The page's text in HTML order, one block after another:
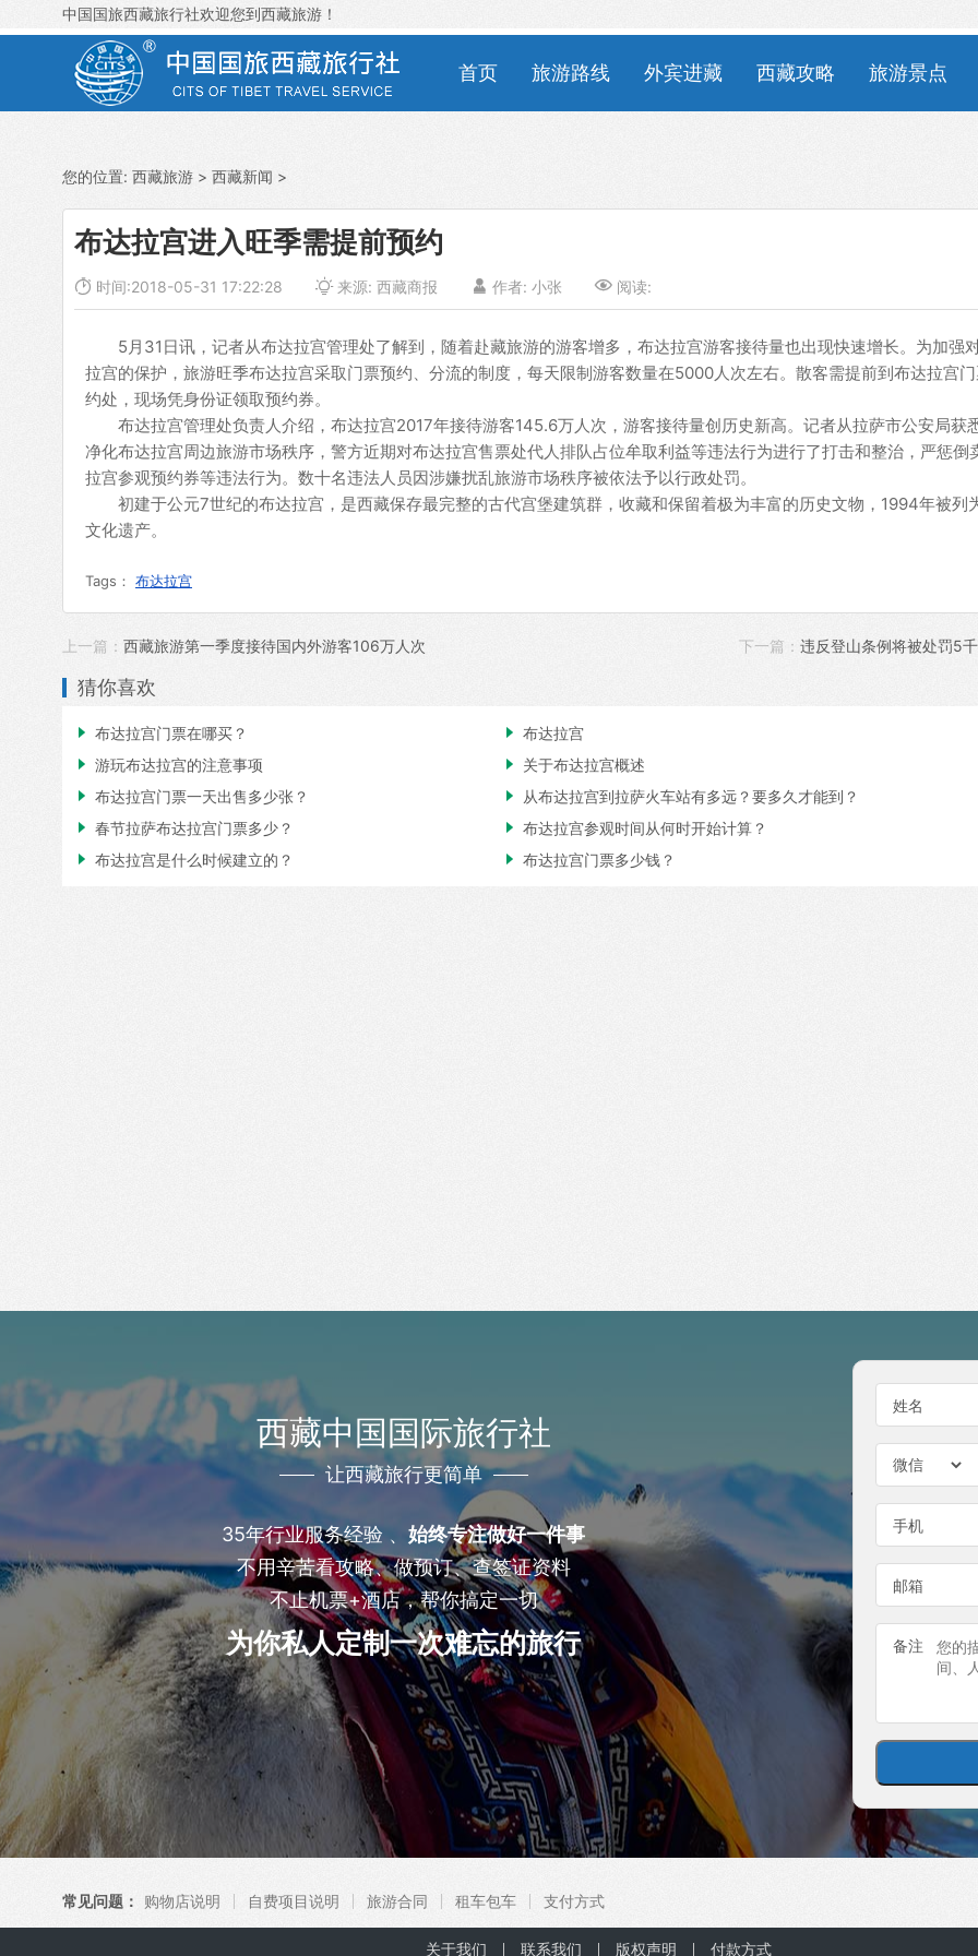
中国国旅西藏旅行社欢迎您到西藏旅游！
首页 旅游路线 外宾进藏 西藏攻略 旅游景点
您的位置: 西藏旅游 > 西藏新闻 >
布达拉宫进入旺季需提前预约
 时间:2018-05-31 17:22:28 来源: 西藏商报  作者: 小张  阅读:
5月31日讯，记者从布达拉宫管理处了解到，随着赴藏旅游的游客增多，布达拉宫游客接待量也出现快速增长。为加强
拉宫的保护，旅游旺季布达拉宫采取门票预约、分流的制度，每天限制游客数量在5000人次左右。散客需提前到布达拉宫
约处，现场凭身份证领取预约券。
布达拉宫管理处负责人介绍，布达拉宫2017年接待游客145.6万人次，游客接待量创历史新高。记者从拉萨市公安局获
净化布达拉宫周边旅游市场秩序，警方近期对布达拉宫售票处代人排队占位牟取利益等违法行为进行了打击和整治，严惩倒
拉宫参观预约券等违法行为。数十名违法人员因涉嫌扰乱旅游市场秩序被依法予以行政处罚。
初建于公元7世纪的布达拉宫，是西藏保存最完整的古代宫堡建筑群，收藏和保留着极为丰富的历史文物，1994年被列
文化遗产。
Tags： 布达拉宫
上一篇： 西藏旅游第一季度接待国内外游客106万人次 下一篇： 违反登山条例将被处罚5
猜你喜欢
 布达拉宫门票在哪买？  布达拉宫
 游玩布达拉宫的注意事项  关于布达拉宫概述
 布达拉宫门票一天出售多少张？  从布达拉宫到拉萨火车站有多远？要多久才能到？
 春节拉萨布达拉宫门票多少？  布达拉宫参观时间从何时开始计算？
 布达拉宫是什么时候建立的？  布达拉宫门票多少钱？
西藏中国国际旅行社
让西藏旅行更简单
35年行业服务经验 、 始终专注做好一件事
不用辛苦看攻略、做预订、查签证资料
不止机票+酒店，帮你搞定一切
为你私人定制一次难忘的旅行
姓名
手机
邮箱
备注
常见问题： 购物店说明 自费项目说明 旅游合同 租车包车 支付方式
关于我们 联系我们 版权声明 付款方式